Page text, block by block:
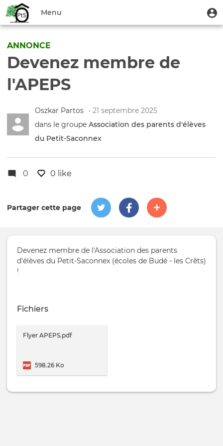
contenu
Menu
du
compte
de
l'utilisateur
Menu
Toggle
ANNONCE
Devenez membre de
l'APEPS
Oszkar Partos
• 21 septembre 2025
dans le groupe Association des parents d'élèves
du Petit-Saconnex
0 0 like
Partager cette page
Devenez membre de l'Association des parents
d'élèves du Petit-Saconnex (écoles de Budé - les Crêts)
!
Fichiers
Flyer APEPS.pdf
598.26 Ko